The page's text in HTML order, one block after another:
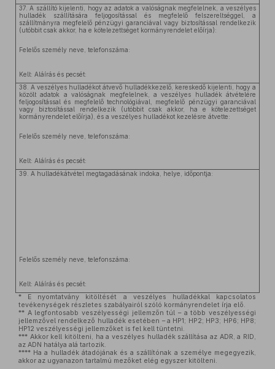
37. A szállító kijelenti, hogy az adatok a valóságnak megfelelnek, a veszélyes
hulladék szállítására feljogosítással és megfelelő felszereltséggel, a
szállítmányra megfelelő pénzügyi garanciával vagy biztosítással rendelkezik
(utóbbit csak akkor, ha e kötelezettséget kormányrendelet előírja):
Felelős személy neve, telefonszáma:
Kelt: Aláírás és pecsét:
38. A veszélyes hulladékot átvevő hulladékkezelő, kereskedő kijelenti, hogy a
közölt adatok a valóságnak megfelelnek, a veszélyes hulladék átvételére
feljogosítással és megfelelő technológiával, megfelelő pénzügyi garanciával
vagy biztosítással rendelkezik (utóbbit csak akkor, ha e kötelezettséget
kormányrendelet előírja), és a veszélyes hulladékot kezelésre átvette:
Felelős személy neve, telefonszáma:
Kelt: Aláírás és pecsét:
39. A hulladékátvétel megtagadásának indoka, helye, időpontja:
Felelős személy neve, telefonszáma:
Kelt: Aláírás és pecsét:
* E nyomtatvány kitöltését a veszélyes hulladékkal kapcsolatos
tevékenységek részletes szabályairól szóló kormányrendelet írja elő.
** A legfontosabb veszélyességi jellemzőn túl – a több veszélyességi
jellemzővel rendelkező hulladék esetében – a HP1; HP2; HP3; HP6; HP8;
HP12 veszélyességi jellemzőket is fel kell tüntetni.
*** Akkor kell kitölteni, ha a veszélyes hulladék szállítása az ADR, a RID,
az ADN hatálya alá tartozik.
**** Ha a hulladék átadójának és a szállítónak a személye megegyezik,
akkor az ugyanazon tartalmú mezőket elég egyszer kitölteni.